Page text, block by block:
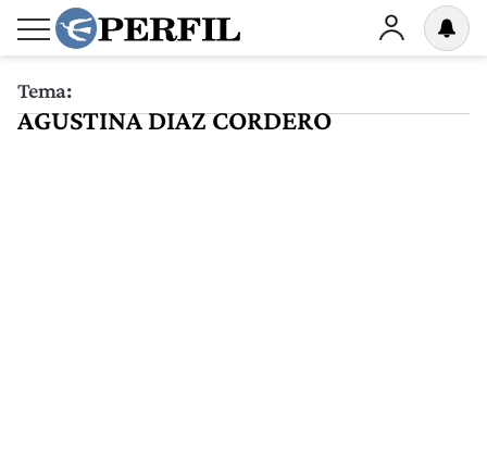
Tema:
AGUSTINA DIAZ CORDERO